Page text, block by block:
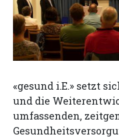
«gesund i.E.» setzt
und die
umfassenden,